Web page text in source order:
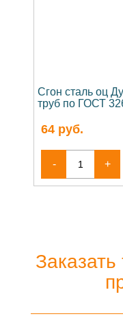
Сгон сталь оц
труб по ГОСТ
64 руб.
- +